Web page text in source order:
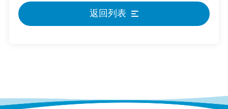
返回列表